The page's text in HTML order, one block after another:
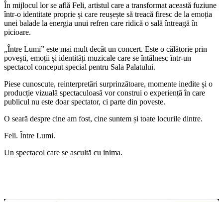
În mijlocul lor se află Feli, artistul care a transformat această fuziune
într-o identitate proprie și care reușește să treacă firesc de la emoția
unei balade la energia unui refren care ridică o sală întreagă în
picioare.
„Între Lumi” este mai mult decât un concert. Este o călătorie prin
povești, emoții și identități muzicale care se întâlnesc într-un
spectacol conceput special pentru Sala Palatului.
Piese cunoscute, reinterpretări surprinzătoare, momente inedite și o
producție vizuală spectaculoasă vor construi o experiență în care
publicul nu este doar spectator, ci parte din poveste.
O seară despre cine am fost, cine suntem și toate locurile dintre.
Feli. Între Lumi.
Un spectacol care se ascultă cu inima.